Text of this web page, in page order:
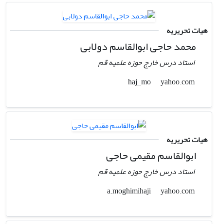
هیات تحریریه
محمد حاجی ابوالقاسم دولابی
استاد درس خارج حوزه علمیه قم
yahoo.com
هیات تحریریه
ابوالقاسم مقیمی حاجی
استاد درس خارج حوزه علمیه قم
yahoo.com